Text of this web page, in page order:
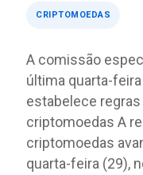
CRIPTOMOEDAS
A comissão
última quarta-
estabelece
criptomoedas A
criptomoedas
quarta-feira (29),